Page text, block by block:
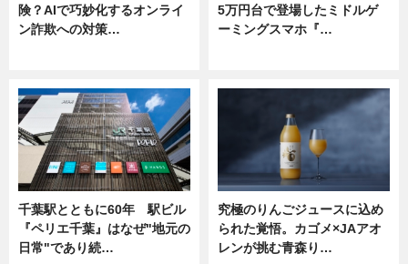
険？AIで巧妙化するオンライ
ン詐欺への対策…
5万円台で登場したミドルゲ
ーミングスマホ『…
千葉駅とともに60年 駅ビル
『ペリエ千葉』はなぜ"地元の
日常"であり続…
究極のりんごジュースに込め
られた覚悟。カゴメ×JAアオ
レンが挑む青森り…